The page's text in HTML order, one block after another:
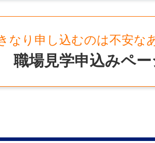
防止対策：屋内禁煙(屋外に喫煙
：1〜3ヶ月
の労働条件：時給1,100円
により、早出や残業が発生す
定労働時間：164時間】
ダーによる週5日
index.html
なり申し込むのは不安な
職場見学申込みペ